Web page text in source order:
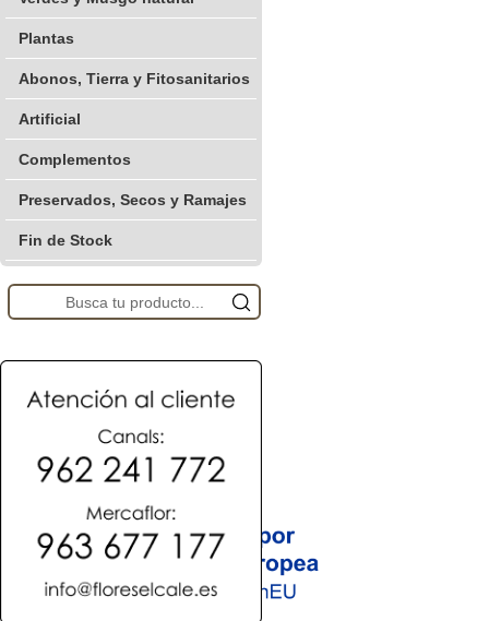
Plantas
Abonos, Tierra y Fitosanitarios
Artificial
Complementos
Preservados, Secos y Ramajes
Fin de Stock